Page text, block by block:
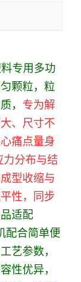
专用多功
颗粒，粒
， 专为解
、尺寸不
痛点量身
力分布与结
型收缩与
性，同步
适配
配合简单便
艺参数，
性优异，